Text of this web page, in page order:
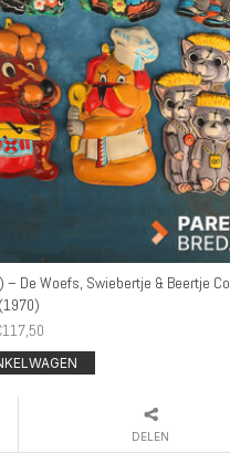
De Woefs, Swiebertje & Beertje
(1970)
117,50
DELEN